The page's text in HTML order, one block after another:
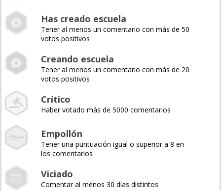
Has creado escuela
Tener al menos un comentario con más de 50
votos positivos
Creando escuela
Tener al menos un comentario con más de 20
votos positivos
Crítico
Haber votado más de 5000 comentarios
Empollón
Tener una puntuación igual o superior a 8 en
los comentarios
Viciado
Comentar al menos 30 días distintos